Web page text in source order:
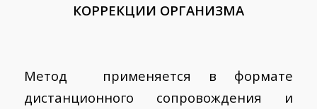
КОРРЕКЦИИ ОРГАНИЗМА
Метод применяется в формате
дистанционного сопровождения и